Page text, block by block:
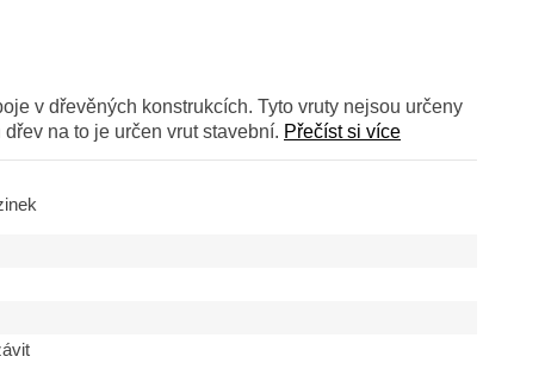
v dřevěných konstrukcích. Tyto vruty nejsou určeny
na to je určen vrut stavební. Přečíst si více